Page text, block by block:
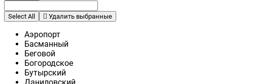
Select All Удалить выбранные
Аэропорт
Басманный
Беговой
Богородское
Бутырский